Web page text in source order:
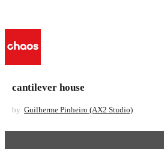
cantilever house
by Guilherme Pinheiro (AX2 Studio)